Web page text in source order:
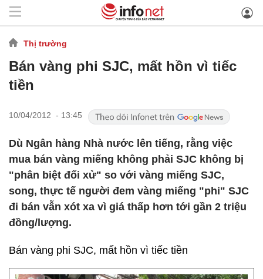
Thị trường
Bán vàng phi SJC, mất hồn vì tiếc
tiền
10/04/2012 - 13:45
Dù Ngân hàng Nhà nước lên tiếng, rằng việc
mua bán vàng miếng không phải SJC không bị
"phân biệt đối xử" so với vàng miếng SJC,
song, thực tế người đem vàng miếng "phi" SJC
đi bán vẫn xót xa vì giá thấp hơn tới gần 2 triệu
đồng/lượng.
Bán vàng phi SJC, mất hồn vì tiếc tiền